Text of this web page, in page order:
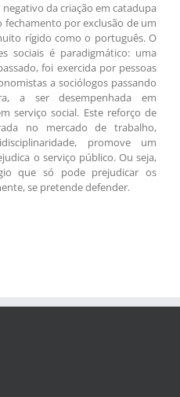
da criação em catadupa
por exclusão de um
rígido como o português. O
sociais é paradigmático: uma
foi exercida por pessoas
a sociólogos passando
a ser desempenhada em
serviço social. Este reforço de
no mercado de trabalho,
promove um
o serviço público. Ou seja,
que só pode prejudicar os
se pretende defender.